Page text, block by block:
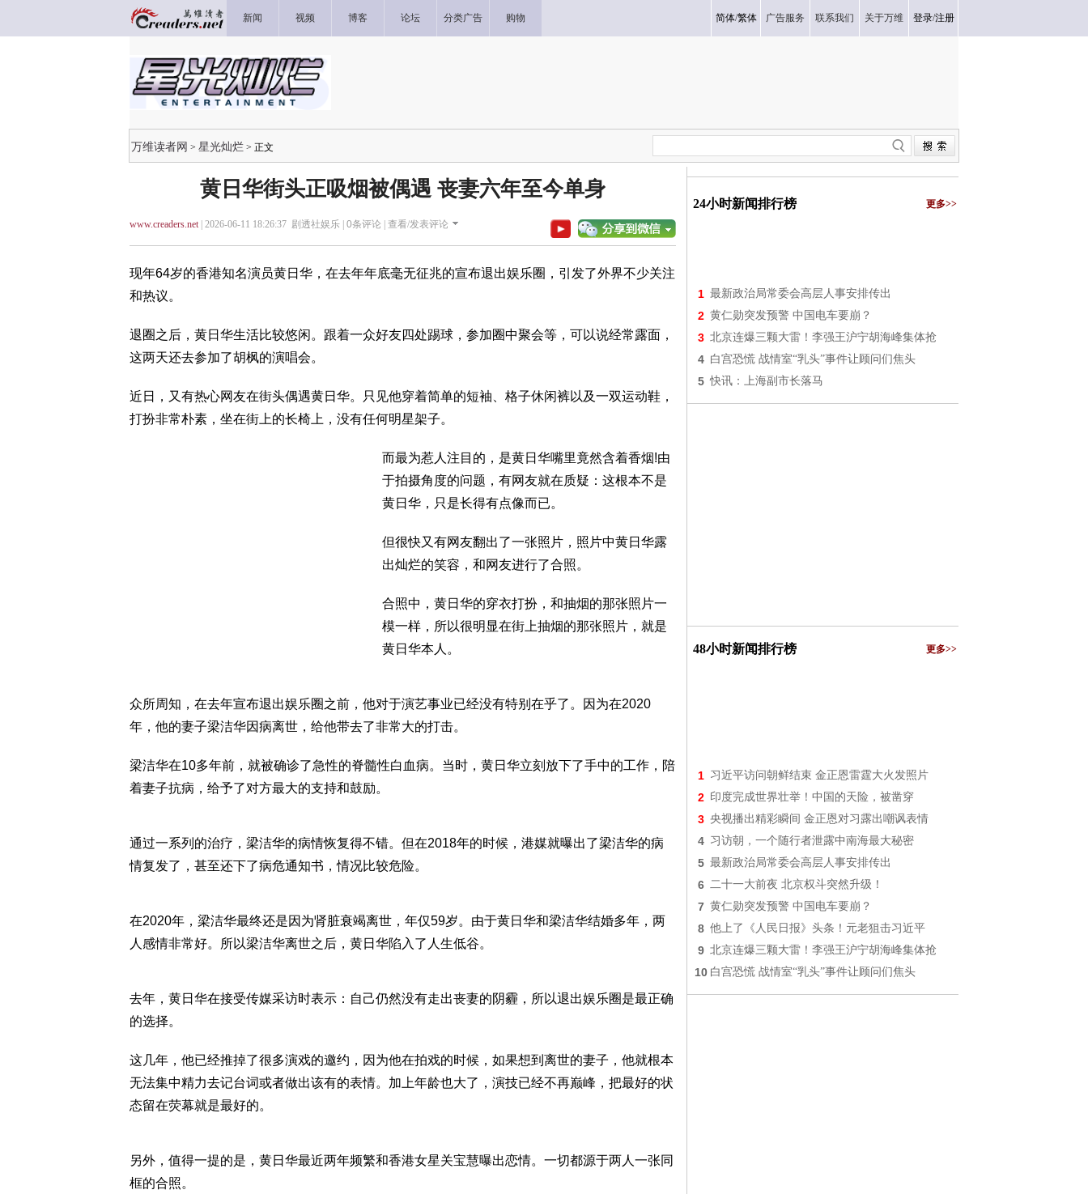
新闻 视频 博客 论坛 分类广告 购物 简体/繁体 广告服务 联系我们 关于万维 登录/注册
万维读者网 > 星光灿烂 > 正文
黄日华街头正吸烟被偶遇 丧妻六年至今单身
www.creaders.net| 2026-06-11 18:26:37 剧透社娱乐 | 0条评论 | 查看/发表评论
现年64岁的香港知名演员黄日华，在去年年底毫无征兆的宣布退出娱乐圈，引发了外界不少关注
和热议。
退圈之后，黄日华生活比较悠闲。跟着一众好友四处踢球，参加圈中聚会等，可以说经常露面，
这两天还去参加了胡枫的演唱会。
近日，又有热心网友在街头偶遇黄日华。只见他穿着简单的短袖、格子休闲裤以及一双运动鞋，
打扮非常朴素，坐在街上的长椅上，没有任何明星架子。
而最为惹人注目的，是黄日华嘴里竟然含着香烟!由
于拍摄角度的问题，有网友就在质疑：这根本不是
黄日华，只是长得有点像而已。
但很快又有网友翻出了一张照片，照片中黄日华露
出灿烂的笑容，和网友进行了合照。
合照中，黄日华的穿衣打扮，和抽烟的那张照片一
模一样，所以很明显在街上抽烟的那张照片，就是
黄日华本人。
众所周知，在去年宣布退出娱乐圈之前，他对于演艺事业已经没有特别在乎了。因为在2020
年，他的妻子梁洁华因病离世，给他带去了非常大的打击。
梁洁华在10多年前，就被确诊了急性的脊髓性白血病。当时，黄日华立刻放下了手中的工作，陪
着妻子抗病，给予了对方最大的支持和鼓励。
通过一系列的治疗，梁洁华的病情恢复得不错。但在2018年的时候，港媒就曝出了梁洁华的病
情复发了，甚至还下了病危通知书，情况比较危险。
在2020年，梁洁华最终还是因为肾脏衰竭离世，年仅59岁。由于黄日华和梁洁华结婚多年，两
人感情非常好。所以梁洁华离世之后，黄日华陷入了人生低谷。
去年，黄日华在接受传媒采访时表示：自己仍然没有走出丧妻的阴霾，所以退出娱乐圈是最正确
的选择。
这几年，他已经推掉了很多演戏的邀约，因为他在拍戏的时候，如果想到离世的妻子，他就根本
无法集中精力去记台词或者做出该有的表情。加上年龄也大了，演技已经不再巅峰，把最好的状
态留在荧幕就是最好的。
另外，值得一提的是，黄日华最近两年频繁和香港女星关宝慧曝出恋情。一切都源于两人一张同
框的合照。
24小时新闻排行榜 更多>>
1 最新政治局常委会高层人事安排传出
2 黄仁勋突发预警 中国电车要崩？
3 北京连爆三颗大雷！李强王沪宁胡海峰集体抢
4 白宫恐慌 战情室“乳头”事件让顾问们焦头
5 快讯：上海副市长落马
48小时新闻排行榜 更多>>
1 习近平访问朝鲜结束 金正恩雷霆大火发照片
2 印度完成世界壮举！中国的天险，被凿穿
3 央视播出精彩瞬间 金正恩对习露出嘲讽表情
4 习访朝，一个随行者泄露中南海最大秘密
5 最新政治局常委会高层人事安排传出
6 二十一大前夜 北京权斗突然升级！
7 黄仁勋突发预警 中国电车要崩？
8 他上了《人民日报》头条！元老狙击习近平
9 北京连爆三颗大雷！李强王沪宁胡海峰集体抢
10 白宫恐慌 战情室“乳头”事件让顾问们焦头